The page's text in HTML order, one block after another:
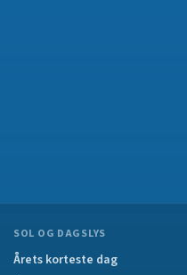
SOL OG DAGSLYS
Årets korteste dag